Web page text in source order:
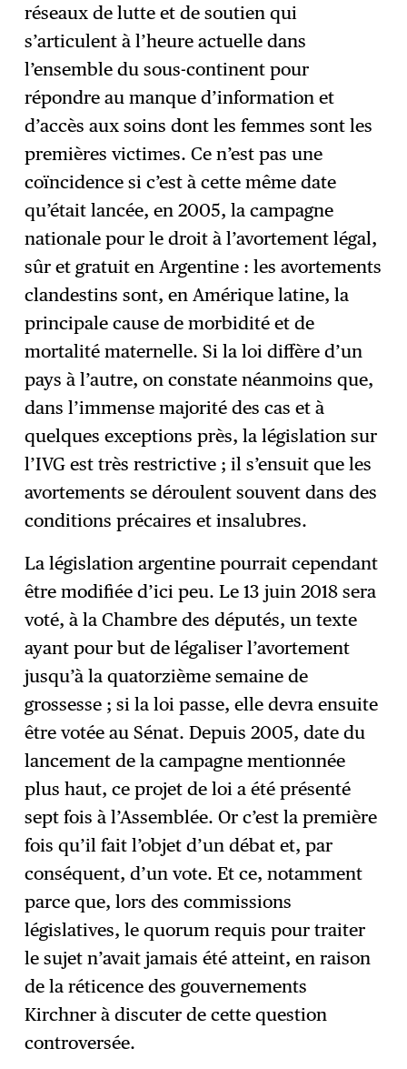
réseaux de lutte et de soutien qui
s’articulent à l’heure actuelle dans
l’ensemble du sous-continent pour
répondre au manque d’information et
d’accès aux soins dont les femmes sont les
premières victimes. Ce n’est pas une
coïncidence si c’est à cette même date
qu’était lancée, en 2005, la campagne
nationale pour le droit à l’avortement légal,
sûr et gratuit en Argentine : les avortements
clandestins sont, en Amérique latine, la
principale cause de morbidité et de
mortalité maternelle. Si la loi diffère d’un
pays à l’autre, on constate néanmoins que,
dans l’immense majorité des cas et à
quelques exceptions près, la législation sur
l’IVG est très restrictive ; il s’ensuit que les
avortements se déroulent souvent dans des
conditions précaires et insalubres.
La législation argentine pourrait cependant
être modifiée d’ici peu. Le 13 juin 2018 sera
voté, à la Chambre des députés, un texte
ayant pour but de légaliser l’avortement
jusqu’à la quatorzième semaine de
grossesse ; si la loi passe, elle devra ensuite
être votée au Sénat. Depuis 2005, date du
lancement de la campagne mentionnée
plus haut, ce projet de loi a été présenté
sept fois à l’Assemblée. Or c’est la première
fois qu’il fait l’objet d’un débat et, par
conséquent, d’un vote. Et ce, notamment
parce que, lors des commissions
législatives, le quorum requis pour traiter
le sujet n’avait jamais été atteint, en raison
de la réticence des gouvernements
Kirchner à discuter de cette question
controversée.